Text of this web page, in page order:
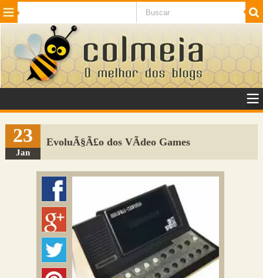
Beleza Cinema e TV
Internet Jogos NotÃ­cias SaÃºde
VeÃ­culos Adulto
Sugerir Link
Adicionar Blog
Colmeia Exchange
23
Jan
EvoluÃ§Ã£o dos VÃ­deo Games